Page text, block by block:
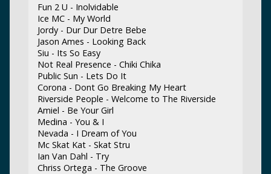
Fun 2 U - Inolvidable
Ice MC - My World
Jordy - Dur Dur Detre Bebe
Jason Ames - Looking Back
Siu - Its So Easy
Not Real Presence - Chiki Chika
Public Sun - Lets Do It
Corona - Dont Go Breaking My Heart
Riverside People - Welcome to The Riverside
Amiel - Be Your Girl
Medina - You & I
Nevada - I Dream of You
Mc Skat Kat - Skat Stru
Ian Van Dahl - Try
Chriss Ortega - The Groove